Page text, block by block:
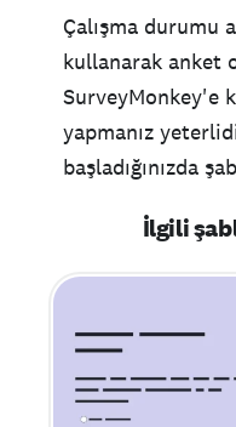
Çalışma durumu
kullanarak anket
SurveyMonkey'e
yapmanız
başladığınızda
İlgili